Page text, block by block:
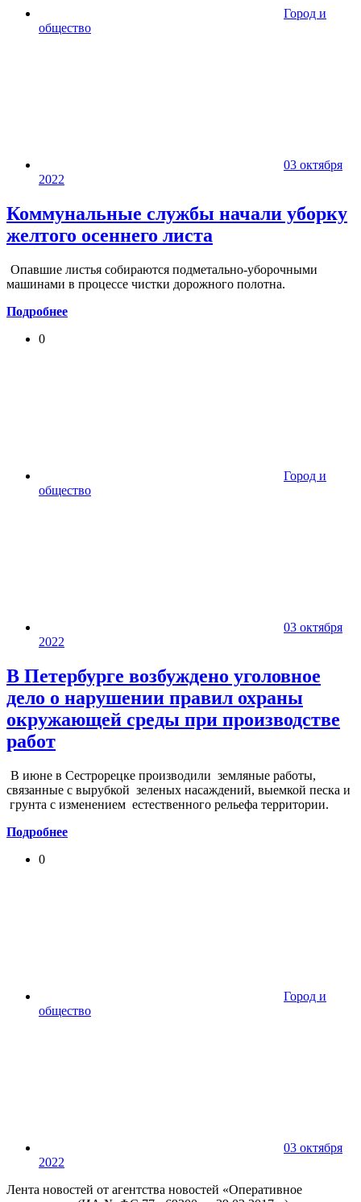
Город и
общество
03 октября
2022
Коммунальные службы начали уборку
желтого осеннего листа
Опавшие листья собираются подметально-уборочными
машинами в процессе чистки дорожного полотна.
Подробнее
0
Город и
общество
03 октября
2022
В Петербурге возбуждено уголовное
дело о нарушении правил охраны
окружающей среды при производстве
работ
В июне в Сестрорецке производили земляные работы,
связанные с вырубкой зеленых насаждений, выемкой песка и
грунта с изменением естественного рельефа территории.
Подробнее
0
Город и
общество
03 октября
2022
Лента новостей от агентства новостей «Оперативное